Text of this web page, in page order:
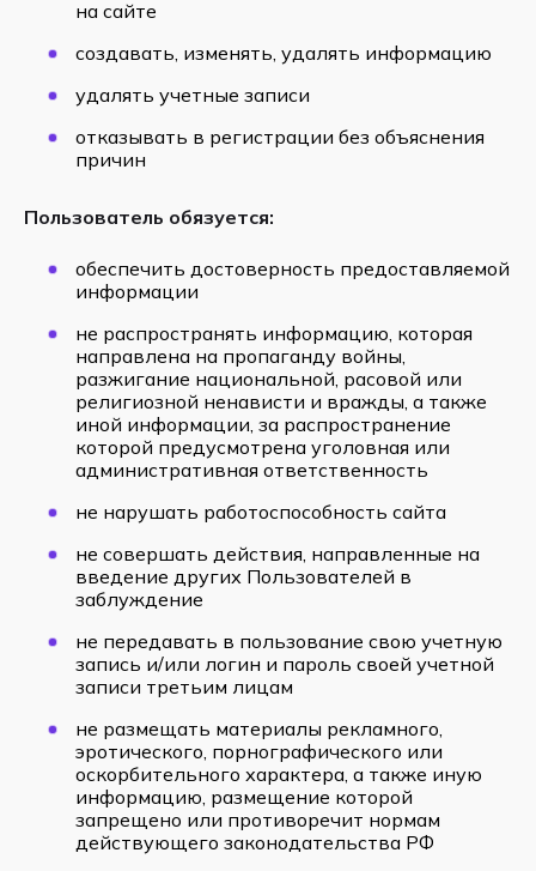
на сайте
создавать, изменять, удалять информацию
удалять учетные записи
отказывать в регистрации без объяснения
причин
Пользователь обязуется:
обеспечить достоверность предоставляемой
информации
не распространять информацию, которая
направлена на пропаганду войны,
разжигание национальной, расовой или
религиозной ненависти и вражды, а также
иной информации, за распространение
которой предусмотрена уголовная или
административная ответственность
не нарушать работоспособность сайта
не совершать действия, направленные на
введение других Пользователей в
заблуждение
не передавать в пользование свою учетную
запись и/или логин и пароль своей учетной
записи третьим лицам
не размещать материалы рекламного,
эротического, порнографического или
оскорбительного характера, а также иную
информацию, размещение которой
запрещено или противоречит нормам
действующего законодательства РФ